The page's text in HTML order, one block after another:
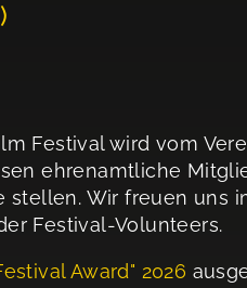
Festival wird vom
ehrenamtliche
stellen. Wir freuen uns
Festival-Volunteers.
Award" 2026